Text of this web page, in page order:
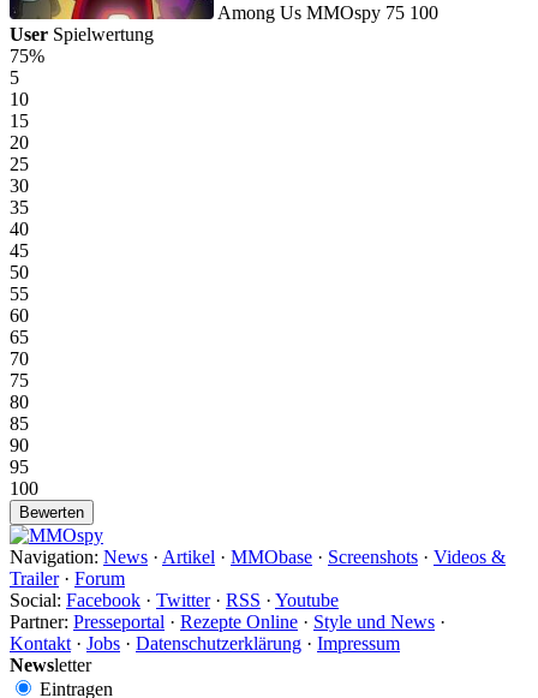
Among Us MMOspy 75 100
User Spielwertung
75%
5
10
15
20
25
30
35
40
45
50
55
60
65
70
75
80
85
90
95
100
Navigation: News · Artikel · MMObase · Screenshots · Videos &
Trailer· Forum
Social: Facebook · Twitter· RSS · Youtube
Partner: Presseportal · Rezepte Online · Style und News ·
Kontakt · Jobs · Datenschutzerklärung · Impressum
Newsletter
Eintragen